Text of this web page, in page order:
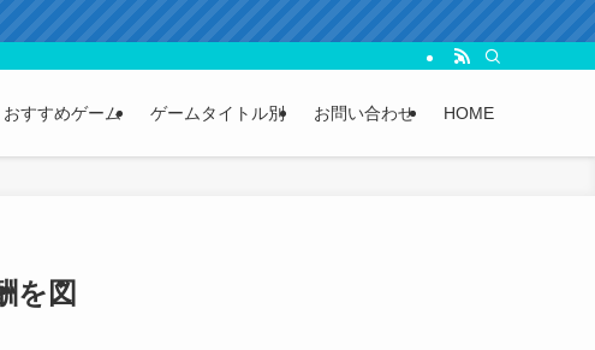
おすすめゲーム ゲームタイトル別 お問い合わせ HOME
を図